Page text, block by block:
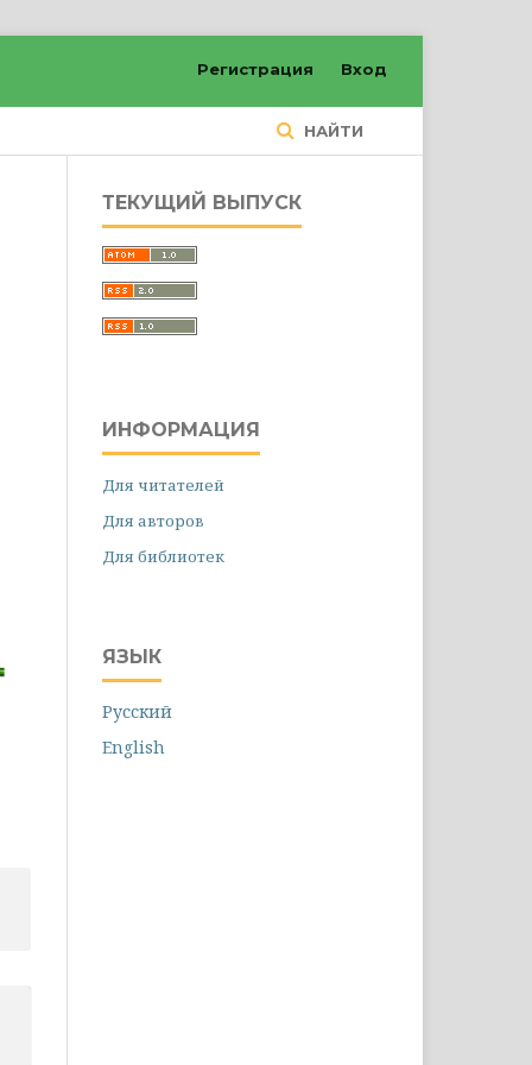
НАЙТИ
Регистрация Вход
ТЕКУЩИЙ ВЫПУСК
ИНФОРМАЦИЯ
Для читателей
Для авторов
Для библиотек
ЯЗЫК
Русский
English